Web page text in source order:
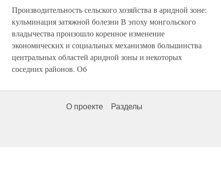
Производительность сельского хозяйства в аридной зоне:
кульминация затяжной болезни В эпоху монгольского
владычества произошло коренное изменение
экономических и социальных механизмов большинства
центральных областей аридной зоны и некоторых
соседних районов. Об
О проекте Разделы